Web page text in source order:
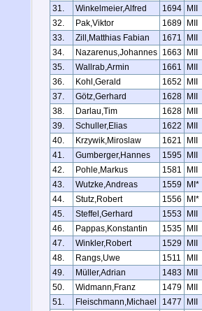
31.
Winkelmeier,Alfred 1694
MII
32.
Pak,Viktor 1689
MII
33.
Zill,Matthias Fabian 1671
MII
34.
Nazarenus,Johannes 1663
MII
35.
Wallrab,Armin 1661
MII
36.
Kohl,Gerald 1652
MII
37.
Götz,Gerhard 1628
MII
38.
Darlau,Tim 1628
MII
39.
Schuller,Elias 1622
MII
40.
Krzywik,Miroslaw 1621
MII
41.
Gumberger,Hannes 1595
MII
42.
Pohle,Markus 1581
MII
43.
Wutzke,Andreas 1559
MI*
44.
Stutz,Robert 1556
MI*
45.
Steffel,Gerhard 1553
MII
46.
Pappas,Konstantin 1535
MII
47.
Winkler,Robert 1529
MII
48.
Rangs,Uwe 1511
MII
49.
Müller,Adrian 1483
MII
50.
Widmann,Franz 1479
MII
51.
Fleischmann,Michael 1477
MII